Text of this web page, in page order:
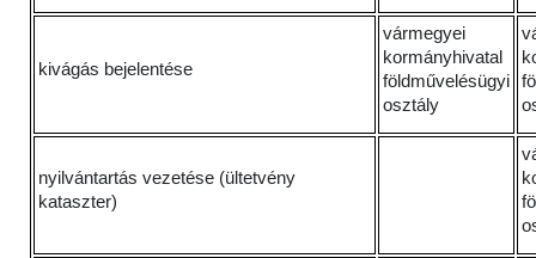
kivágás bejelentése
vármegyei
kormányhivatal
földművelésügyi
osztály
nyilvántartás vezetése (ültetvény
kataszter)